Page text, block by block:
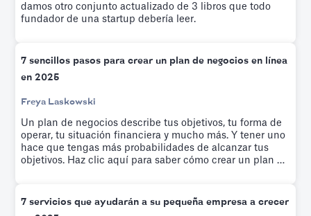
damos otro conjunto actualizado de 3 libros que todo
fundador de una startup debería leer.
7 sencillos pasos para crear un plan de negocios en línea
en 2025
Freya Laskowski
Un plan de negocios describe tus objetivos, tu forma de
operar, tu situación financiera y mucho más. Y tener uno
hace que tengas más probabilidades de alcanzar tus
objetivos. Haz clic aquí para saber cómo crear un plan de
7 servicios que ayudarán a su pequeña empresa a crecer